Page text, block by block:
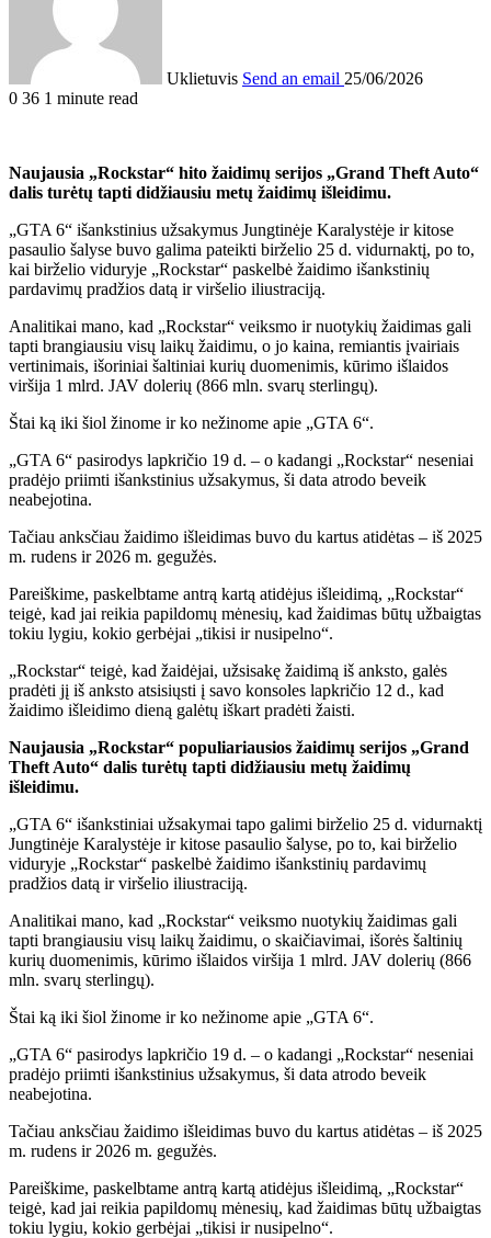
Uklietuvis Send an email 25/06/2026
0 36 1 minute read
Naujausia „Rockstar“ hito žaidimų serijos „Grand Theft Auto“
dalis turėtų tapti didžiausiu metų žaidimų išleidimu.
„GTA 6“ išankstinius užsakymus Jungtinėje Karalystėje ir kitose
pasaulio šalyse buvo galima pateikti birželio 25 d. vidurnaktį, po to,
kai birželio viduryje „Rockstar“ paskelbė žaidimo išankstinių
pardavimų pradžios datą ir viršelio iliustraciją.
Analitikai mano, kad „Rockstar“ veiksmo ir nuotykių žaidimas gali
tapti brangiausiu visų laikų žaidimu, o jo kaina, remiantis įvairiais
vertinimais, išoriniai šaltiniai kurių duomenimis, kūrimo išlaidos
viršija 1 mlrd. JAV dolerių (866 mln. svarų sterlingų).
Štai ką iki šiol žinome ir ko nežinome apie „GTA 6“.
„GTA 6“ pasirodys lapkričio 19 d. – o kadangi „Rockstar“ neseniai
pradėjo priimti išankstinius užsakymus, ši data atrodo beveik
neabejotina.
Tačiau anksčiau žaidimo išleidimas buvo du kartus atidėtas – iš 2025
m. rudens ir 2026 m. gegužės.
Pareiškime, paskelbtame antrą kartą atidėjus išleidimą, „Rockstar“
teigė, kad jai reikia papildomų mėnesių, kad žaidimas būtų užbaigtas
tokiu lygiu, kokio gerbėjai „tikisi ir nusipelno“.
„Rockstar“ teigė, kad žaidėjai, užsisakę žaidimą iš anksto, galės
pradėti jį iš anksto atsisiųsti į savo konsoles lapkričio 12 d., kad
žaidimo išleidimo dieną galėtų iškart pradėti žaisti.
Naujausia „Rockstar“ populiariausios žaidimų serijos „Grand
Theft Auto“ dalis turėtų tapti didžiausiu metų žaidimų
išleidimu.
„GTA 6“ išankstiniai užsakymai tapo galimi birželio 25 d. vidurnaktį
Jungtinėje Karalystėje ir kitose pasaulio šalyse, po to, kai birželio
viduryje „Rockstar“ paskelbė žaidimo išankstinių pardavimų
pradžios datą ir viršelio iliustraciją.
Analitikai mano, kad „Rockstar“ veiksmo nuotykių žaidimas gali
tapti brangiausiu visų laikų žaidimu, o skaičiavimai, išorės šaltinių
kurių duomenimis, kūrimo išlaidos viršija 1 mlrd. JAV dolerių (866
mln. svarų sterlingų).
Štai ką iki šiol žinome ir ko nežinome apie „GTA 6“.
„GTA 6“ pasirodys lapkričio 19 d. – o kadangi „Rockstar“ neseniai
pradėjo priimti išankstinius užsakymus, ši data atrodo beveik
neabejotina.
Tačiau anksčiau žaidimo išleidimas buvo du kartus atidėtas – iš 2025
m. rudens ir 2026 m. gegužės.
Pareiškime, paskelbtame antrą kartą atidėjus išleidimą, „Rockstar“
teigė, kad jai reikia papildomų mėnesių, kad žaidimas būtų užbaigtas
tokiu lygiu, kokio gerbėjai „tikisi ir nusipelno“.